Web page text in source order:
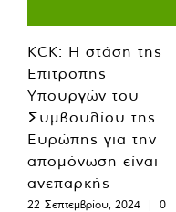
KCK: Η στάση της
Επιτροπής
Υπουργών του
Συμβουλίου της
Ευρώπης για την
απομόνωση είναι
ανεπαρκής
22 Σεπτεμβρίου, 2024 |
0